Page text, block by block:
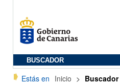
BUSCADOR
Estás en Inicio > Buscador